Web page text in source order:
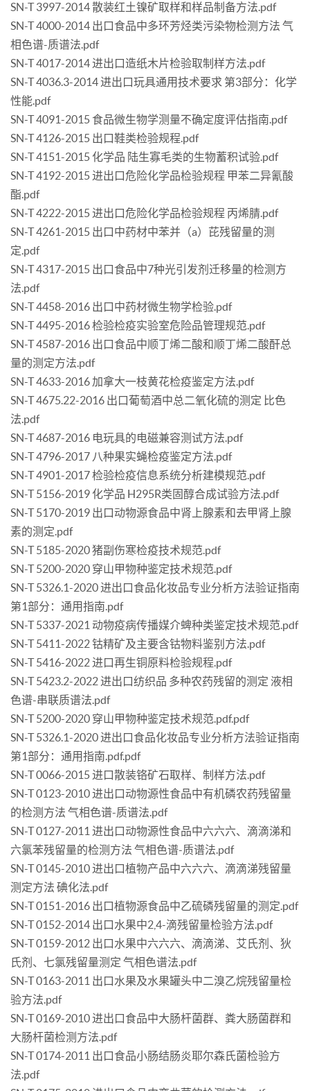
SN-T 3997-2014 散装红土镍矿取样和样品制备方法.pdf
SN-T 4000-2014 出口食品中多环芳烃类污染物检测方法 气
相色谱-质谱法.pdf
SN-T 4017-2014 进出口造纸木片检验取制样方法.pdf
SN-T 4036.3-2014 进出口玩具通用技术要求 第3部分：化学
性能.pdf
SN-T 4091-2015 食品微生物学测量不确定度评估指南.pdf
SN-T 4126-2015 出口鞋类检验规程.pdf
SN-T 4151-2015 化学品 陆生寡毛类的生物蓄积试验.pdf
SN-T 4192-2015 进出口危险化学品检验规程 甲苯二异氰酸
酯.pdf
SN-T 4222-2015 进出口危险化学品检验规程 丙烯腈.pdf
SN-T 4261-2015 出口中药材中苯并（a）芘残留量的测
定.pdf
SN-T 4317-2015 出口食品中7种光引发剂迁移量的检测方
法.pdf
SN-T 4458-2016 出口中药材微生物学检验.pdf
SN-T 4495-2016 检验检疫实验室危险品管理规范.pdf
SN-T 4587-2016 出口食品中顺丁烯二酸和顺丁烯二酸酐总
量的测定方法.pdf
SN-T 4633-2016 加拿大一枝黄花检疫鉴定方法.pdf
SN-T 4675.22-2016 出口葡萄酒中总二氧化硫的测定 比色
法.pdf
SN-T 4687-2016 电玩具的电磁兼容测试方法.pdf
SN-T 4796-2017 八种果实蝇检疫鉴定方法.pdf
SN-T 4901-2017 检验检疫信息系统分析建模规范.pdf
SN-T 5156-2019 化学品 H295R类固醇合成试验方法.pdf
SN-T 5170-2019 出口动物源食品中肾上腺素和去甲肾上腺
素的测定.pdf
SN-T 5185-2020 猪副伤寒检疫技术规范.pdf
SN-T 5200-2020 穿山甲物种鉴定技术规范.pdf
SN-T 5326.1-2020 进出口食品化妆品专业分析方法验证指南
第1部分：通用指南.pdf
SN-T 5337-2021 动物疫病传播媒介蜱种类鉴定技术规范.pdf
SN-T 5411-2022 钴精矿及主要含钴物料鉴别方法.pdf
SN-T 5416-2022 进口再生铜原料检验规程.pdf
SN-T 5423.2-2022 进出口纺织品 多种农药残留的测定 液相
色谱-串联质谱法.pdf
SN-T 5200-2020 穿山甲物种鉴定技术规范.pdf.pdf
SN-T 5326.1-2020 进出口食品化妆品专业分析方法验证指南
第1部分：通用指南.pdf.pdf
SN-T 0066-2015 进口散装铬矿石取样、制样方法.pdf
SN-T 0123-2010 进出口动物源性食品中有机磷农药残留量
的检测方法 气相色谱-质谱法.pdf
SN-T 0127-2011 进出口动物源性食品中六六六、滴滴涕和
六氯苯残留量的检测方法 气相色谱-质谱法.pdf
SN-T 0145-2010 进出口植物产品中六六六、滴滴涕残留量
测定方法 碘化法.pdf
SN-T 0151-2016 出口植物源食品中乙硫磷残留量的测定.pdf
SN-T 0152-2014 出口水果中2,4-滴残留量检验方法.pdf
SN-T 0159-2012 出口水果中六六六、滴滴涕、艾氏剂、狄
氏剂、七氯残留量测定 气相色谱法.pdf
SN-T 0163-2011 出口水果及水果罐头中二溴乙烷残留量检
验方法.pdf
SN-T 0169-2010 进出口食品中大肠杆菌群、粪大肠菌群和
大肠杆菌检测方法.pdf
SN-T 0174-2011 出口食品小肠结肠炎耶尔森氏菌检验方
法.pdf